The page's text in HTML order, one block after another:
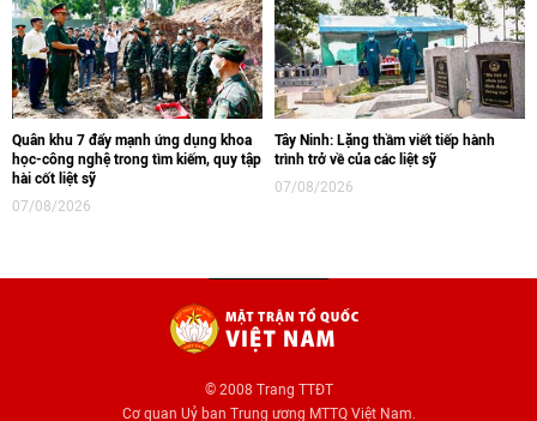
Quân khu 7 đẩy mạnh ứng dụng khoa
học-công nghệ trong tìm kiếm, quy tập
hài cốt liệt sỹ
07/08/2026
Tây Ninh: Lặng thầm viết tiếp hành
trình trở về của các liệt sỹ
07/08/2026
© 2008 Trang TTĐT
Cơ quan Uỷ ban Trung ương MTTQ Việt Nam.